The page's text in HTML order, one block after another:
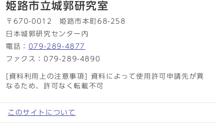
姫路市立城郭研究室
〒670-0012 姫路市本町68-258
日本城郭研究センター内
電話： 079-289-4877
ファクス：079-289-4890
[資料利用上の注意事項] 資料によって使用許可申請先が異
なるため、許可なく転載不可
このサイトについて